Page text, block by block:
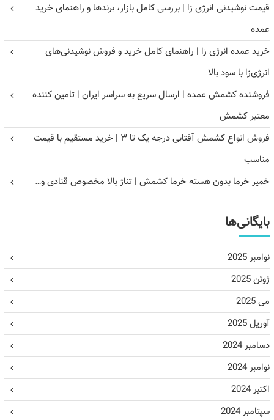
قیمت نوشیدنی انرژی زا | بررسی کامل بازار، برندها و راهنمای خرید
عمده
خرید عمده انرژی زا | راهنمای کامل خرید و فروش نوشیدنی‌های
انرژی‌زا با سود بالا
فروشنده کشمش عمده | ارسال سریع به سراسر ایران | تامین کننده
معتبر کشمش
فروش انواع کشمش آفتابی درجه یک تا ۳ | خرید مستقیم با قیمت
مناسب
خمیر خرما بدون هسته خرما کشمش | تناژ بالا مخصوص قنادی و…
بایگانی‌ها
نوامبر 2025
ژوئن 2025
می 2025
آوریل 2025
دسامبر 2024
نوامبر 2024
اکتبر 2024
سپتامبر 2024